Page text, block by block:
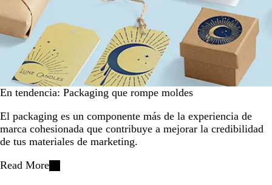
En tendencia: Packaging que rompe moldes
El packaging es un componente más de la experiencia de
marca cohesionada que contribuye a mejorar la credibilidad
de tus materiales de marketing.
Read More